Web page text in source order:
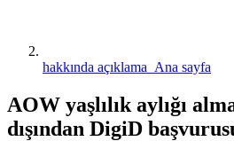
hakkında açıklama Ana sayfa
AOW yaşlılık aylığı
dışından DigiD